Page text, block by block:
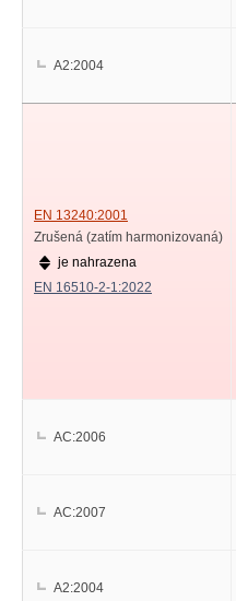
A2:2004
EN 13240:2001
Zrušená (zatím harmonizovaná)
je nahrazena
EN 16510-2-1:2022
AC:2006
AC:2007
A2:2004